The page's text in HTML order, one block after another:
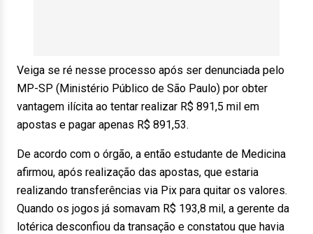
Veiga se ré nesse processo após ser denunciada pelo
MP-SP (Ministério Público de São Paulo) por obter
vantagem ilícita ao tentar realizar R$ 891,5 mil em
apostas e pagar apenas R$ 891,53.
De acordo com o órgão, a então estudante de Medicina
afirmou, após realização das apostas, que estaria
realizando transferências via Pix para quitar os valores.
Quando os jogos já somavam R$ 193,8 mil, a gerente da
lotérica desconfiou da transação e constatou que havia